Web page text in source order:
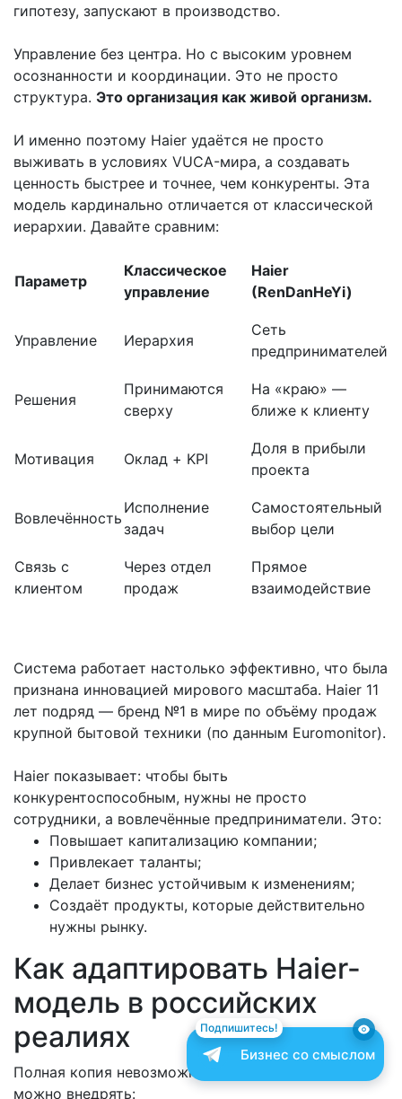
гипотезу, запускают в производство.
Управление без центра. Но с высоким уровнем
осознанности и координации. Это не просто
структура. Это организация как живой организм.
И именно поэтому Haier удаётся не просто
выживать в условиях VUCA-мира, а создавать
ценность быстрее и точнее, чем конкуренты. Эта
модель кардинально отличается от классической
иерархии. Давайте сравним:
Параметр
Классическое
управление
Haier
(RenDanHeYi)
Управление Иерархия
Сеть
предпринимателей
Решения
Принимаются
сверху
На «краю» —
ближе к клиенту
Мотивация Оклад + KPI
Доля в прибыли
проекта
Вовлечённость
Исполнение
задач
Самостоятельный
выбор цели
Связь с
клиентом
Через отдел
продаж
Прямое
взаимодействие
Система работает настолько эффективно, что была
признана инновацией мирового масштаба. Haier 11
лет подряд — бренд №1 в мире по объёму продаж
крупной бытовой техники (по данным Euromonitor).
Haier показывает: чтобы быть
конкурентоспособным, нужны не просто
сотрудники, а вовлечённые предприниматели. Это:
Повышает капитализацию компании;
Привлекает таланты;
Делает бизнес устойчивым к изменениям;
Создаёт продукты, которые действительно
нужны рынку.
Как адаптировать Haier-
модель в российских
реалиях
Полная копия невозможна — но элементы модели
можно внедрять:
Бизнес со смыслом
Подпишитесь!